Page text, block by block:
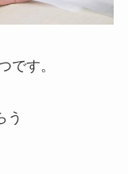
です。
う